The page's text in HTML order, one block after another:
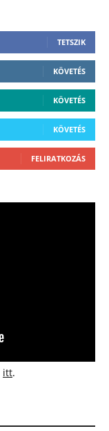
TETSZIK
KÖVETÉS
KÖVETÉS
KÖVETÉS
FELIRATKOZÁS
itt.